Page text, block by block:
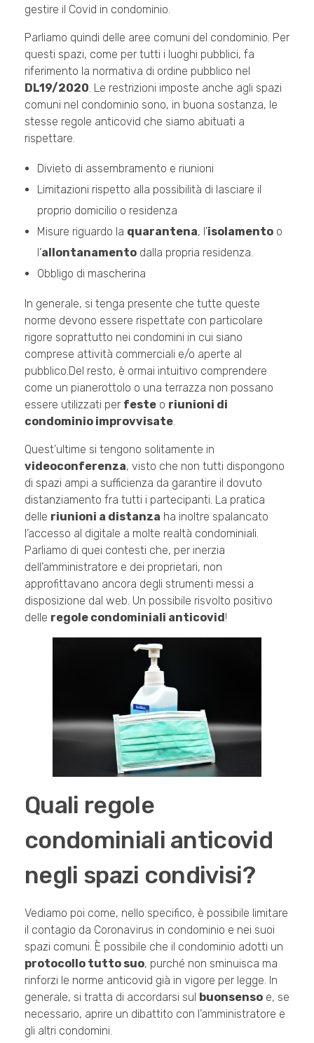
gestire il Covid in condominio.
Parliamo quindi delle aree comuni del condominio. Per
questi spazi, come per tutti i luoghi pubblici, fa
riferimento la normativa di ordine pubblico nel
DL19/2020. Le restrizioni imposte anche agli spazi
comuni nel condominio sono, in buona sostanza, le
stesse regole anticovid che siamo abituati a
rispettare.
Divieto di assembramento e riunioni
Limitazioni rispetto alla possibilità di lasciare il
proprio domicilio o residenza
Misure riguardo la quarantena, l’isolamentoo
l’allontanamentodalla propria residenza.
Obbligo di mascherina
In generale, si tenga presente che tutte queste
norme devono essere rispettate con particolare
rigore soprattutto nei condomini in cui siano
comprese attività commerciali e/o aperte al
pubblico.Del resto, è ormai intuitivo comprendere
come un pianerottolo o una terrazza non possano
essere utilizzati per feste o riunioni di
condominio improvvisate.
Quest’ultime si tengono solitamente in
videoconferenza, visto che non tutti dispongono
di spazi ampi a sufficienza da garantire il dovuto
distanziamento fra tutti i partecipanti. La pratica
delle riunioni a distanza ha inoltre spalancato
l’accesso al digitale a molte realtà condominiali.
Parliamo di quei contesti che, per inerzia
dell’amministratore e dei proprietari, non
approfittavano ancora degli strumenti messi a
disposizione dal web. Un possibile risvolto positivo
delle regole condominiali anticovid !
Quali regole
condominiali anticovid
negli spazi condivisi?
Vediamo poi come, nello specifico, è possibile limitare
il contagio da Coronavirus in condominio e nei suoi
spazi comuni. È possibile che il condominio adotti un
protocollo tutto suo, purché non sminuisca ma
rinforzi le norme anticovid già in vigore per legge. In
generale, si tratta di accordarsi sul buonsenso e, se
necessario, aprire un dibattito con l’amministratore e
gli altri condomini.